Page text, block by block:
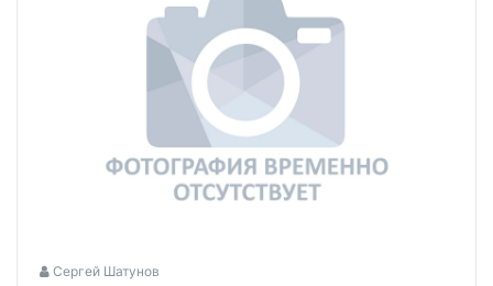
Сергей Шатунов